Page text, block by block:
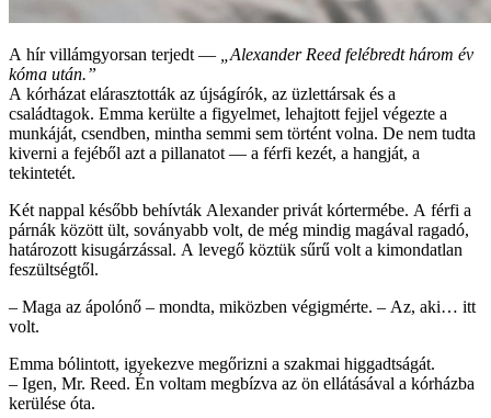
A hír villámgyorsan terjedt —
„Alexander Reed felébredt három év
kóma után.”
A kórházat elárasztották az újságírók, az üzlettársak és a
családtagok. Emma kerülte a figyelmet, lehajtott fejjel végezte a
munkáját, csendben, mintha semmi sem történt volna. De nem tudta
kiverni a fejéből azt a pillanatot — a férfi kezét, a hangját, a
tekintetét.
Két nappal később behívták Alexander privát kórtermébe. A férfi a
párnák között ült, soványabb volt, de még mindig magával ragadó,
határozott kisugárzással. A levegő köztük sűrű volt a kimondatlan
feszültségtől.
– Maga az ápolónő – mondta, miközben végigmérte. – Az, aki… itt
volt.
Emma bólintott, igyekezve megőrizni a szakmai higgadtságát.
– Igen, Mr. Reed. Én voltam megbízva az ön ellátásával a kórházba
kerülése óta.